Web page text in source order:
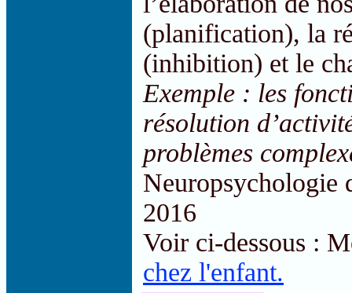
(planification), la
(inhibition) et le
Exemple : les
résolution
problèmes
Neuropsychologie
2016
Voir ci-dessous :
chez l'enfant.